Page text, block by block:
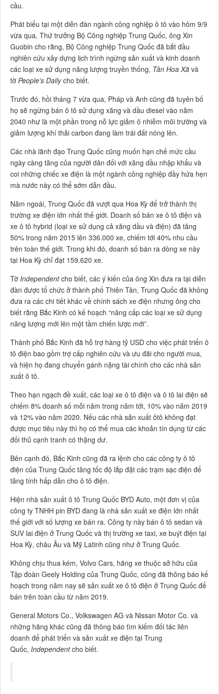
cầu.
Phát biểu tại một diễn đàn ngành công nghiệp ô tô vào hôm 9/9
vừa qua, Thứ trưởng Bộ Công nghiệp Trung Quốc, ông Xin
Guobin cho rằng, Bộ Công nghiệp Trung Quốc đã bắt đầu
nghiên cứu xây dựng lịch trình ngừng sản xuất và kinh doanh
các loại xe sử dụng năng lượng truyền thống, Tân Hoa Xã và
tờ People's Dailycho biết.
Trước đó, hồi tháng 7 vừa qua, Pháp và Anh cũng đã tuyên bố
họ sẽ ngừng bán ô tô sử dụng xăng và dầu diesel vào năm
2040 như là một phần trong nỗ lực giảm ô nhiễm môi trường và
giảm lượng khí thải carbon đang làm trái đất nóng lên.
Các nhà lãnh đạo Trung Quốc cũng muốn hạn chế mức cầu
ngày càng tăng của người dân đối với xăng dầu nhập khẩu và
coi những chiếc xe điện là một ngành công nghiệp đầy hứa hẹn
mà nước này có thể sớm dẫn đầu.
Năm ngoái, Trung Quốc đã vượt qua Hoa Kỳ để trở thành thị
trường xe điện lớn nhất thế giới. Doanh số bán xe ô tô điện và
xe ô tô hybrid (loại xe sử dụng cả xăng dầu và điện) đã tăng
50% trong năm 2015 lên 336.000 xe, chiếm tới 40% nhu cầu
trên toàn thế giới. Trong khi đó, doanh số bán ra dòng xe này
tại Hoa Kỳ chỉ đạt 159.620 xe.
Tờ Independentcho biết, các ý kiến ​​của ông Xin đưa ra tại diễn
đàn được tổ chức ở thành phố Thiên Tân, Trung Quốc đã không
đưa ra các chi tiết khác về chính sách xe điện nhưng ông cho
biết rằng Bắc Kinh có kế hoạch “nâng cấp các loại xe sử dụng
năng lượng mới lên một tầm chiến lược mới”.
Thành phố Bắc Kinh đã hỗ trợ hàng tỷ USD cho việc phát triển ô
tô điện bao gồm trợ cấp nghiên cứu và ưu đãi cho người mua,
và hiện họ đang chuyển gánh nặng tài chính cho các nhà sản
xuất ô tô.
Theo hạn ngạch đề xuất, các loại xe ô tô điện và ô tô lai điện sẽ
chiếm 8% doanh số mỗi năm trong năm tới, 10% vào năm 2019
và 12% vào năm 2020. Nếu các nhà sản xuất ôtô không đạt
được mục tiêu này thì họ có thể mua các khoản tín dụng từ các
đối thủ cạnh tranh có thặng dư.
Bên cạnh đó, Bắc Kinh cũng đã ra lệnh cho các công ty ô tô
điện của Trung Quốc tăng tốc độ lắp đặt các trạm sạc điện để
tăng tính hấp dẫn cho ô tô điện.
Hiện nhà sản xuất ô tô Trung Quốc BYD Auto, một đơn vị của
công ty TNHH pin BYD đang là nhà sản xuất xe điện lớn nhất
thế giới với số lượng xe bán ra. Công ty này bán ô tô sedan và
SUV lai điện ở Trung Quốc và thị trường xe taxi, xe buýt điện tại
Hoa Kỳ, châu Âu và Mỹ Latinh cũng như ở Trung Quốc.
Không chịu thua kém, Volvo Cars, hãng xe thuộc sở hữu của
Tập đoàn Geely Holding của Trung Quốc, cũng đã thông báo kế
hoạch trong năm nay sẽ sản xuất xe ô tô điện ở Trung Quốc để
bán trên toàn cầu từ năm 2019.
General Motors Co., Volkswagen AG và Nissan Motor Co. và
những hãng khác cũng đã thông báo tìm kiếm đối tác liên
doanh để phát triển và sản xuất xe điện tại Trung
Quốc, Independentcho biết.